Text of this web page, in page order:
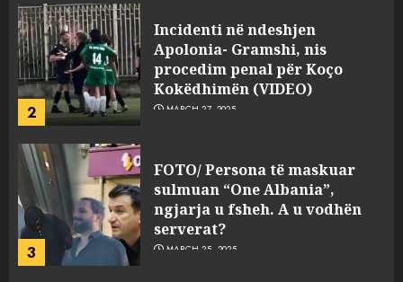
3
FOTO/ Persona të maskuar
sulmuan “One Albania”,
ngjarja u fsheh. A u vodhën
serverat?
MARCH 25, 2025
4
Prokuroria jep pretencën, ja
çfarë dënimi kërkon për
Mariela dhe Antonela
Berishën
MARCH 25, 2025